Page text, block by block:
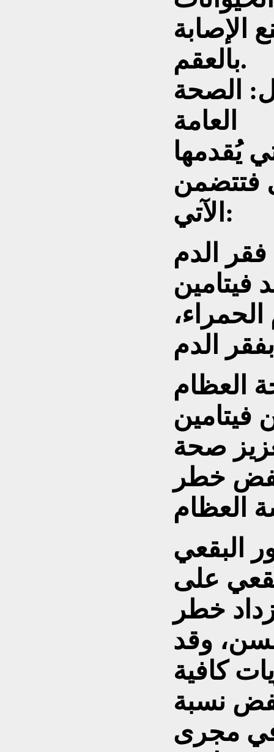
الإصابة
بالعقم.
ب12 للرجال: الصحة
العامة
يُقدمها
فتتضمن
الآتي:
فيتامين
الحمراء،
العظام
فيتامين
صحة
خطر
البقعي
على
خطر
وقد
كافية
في خفض نسبة
في مجرى